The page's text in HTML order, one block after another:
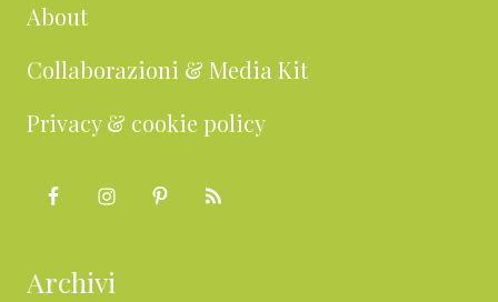
About
Collaborazioni & Media Kit
Privacy & cookie policy
Archivi